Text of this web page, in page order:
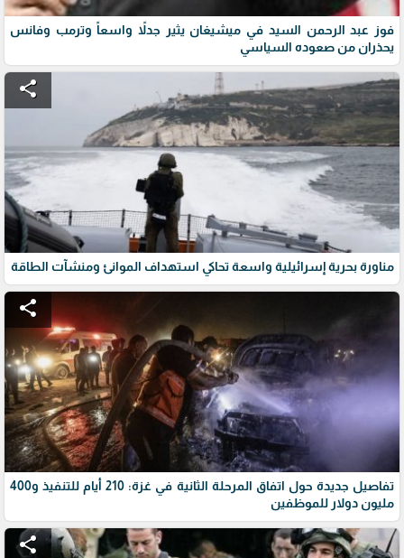
فوز عبد الرحمن السيد في ميشيغان يثير جدلاً واسعاً وترمب وفانس
يحذران من صعوده السياسي
share
مناورة بحرية إسرائيلية واسعة تحاكي استهداف الموانئ ومنشآت الطاقة
share
تفاصيل جديدة حول اتفاق المرحلة الثانية في غزة: 210 أيام للتنفيذ و400
مليون دولار للموظفين
share